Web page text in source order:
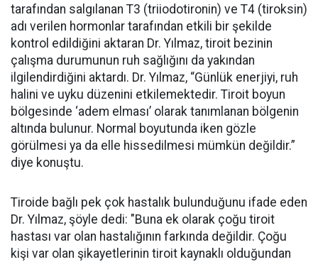
tarafından salgılanan T3 (triiodotironin) ve T4 (tiroksin)
adı verilen hormonlar tarafından etkili bir şekilde
kontrol edildiğini aktaran Dr. Yılmaz, tiroit bezinin
çalışma durumunun ruh sağlığını da yakından
ilgilendirdiğini aktardı. Dr. Yılmaz, “Günlük enerjiyi, ruh
halini ve uyku düzenini etkilemektedir. Tiroit boyun
bölgesinde ‘adem elması’ olarak tanımlanan bölgenin
altında bulunur. Normal boyutunda iken gözle
görülmesi ya da elle hissedilmesi mümkün değildir.”
diye konuştu.
Tiroide bağlı pek çok hastalık bulunduğunu ifade eden
Dr. Yılmaz, şöyle dedi: "Buna ek olarak çoğu tiroit
hastası var olan hastalığının farkında değildir. Çoğu
kişi var olan şikayetlerinin tiroit kaynaklı olduğundan